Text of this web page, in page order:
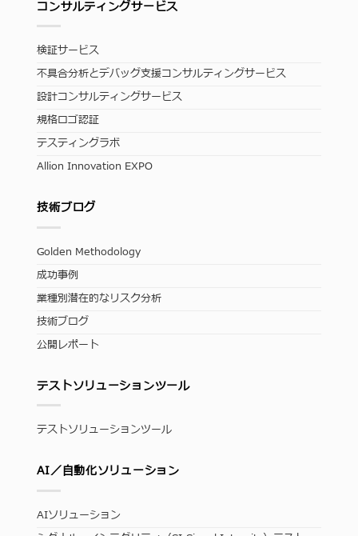
コンサルティングサービス
検証サービス
不具合分析とデバッグ支援コンサルティングサービス
設計コンサルティングサービス
規格ロゴ認証
テスティングラボ
Allion Innovation EXPO
技術ブログ
Golden Methodology
成功事例
業種別潜在的なリスク分析
技術ブログ
公開レポート
テストソリューションツール
テストソリューションツール
AI／自動化ソリューション
AIソリューション